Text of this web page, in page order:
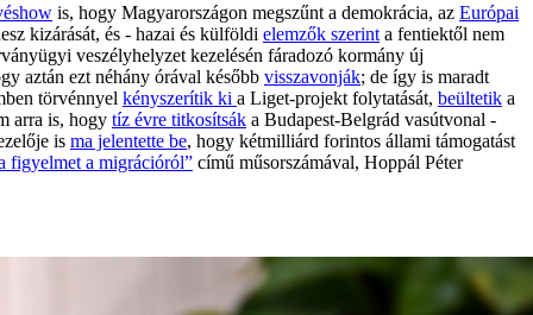
is, hogy Magyarországon megszűnt a demokrácia, az Európai
kizárását, és - hazai és külföldi elemzők szerint a fentiektől nem
veszélyhelyzet kezelésén fáradozó kormány új
aztán ezt néhány órával később visszavonják; de így is maradt
törvénnyel kényszerítik ki a Liget-projekt folytatását, beültetik a
arra is, hogy tíz évre titkosítsák a Budapest-Belgrád vasútvonal -
is ma jelentette be, hogy kétmilliárd forintos állami támogatást
figyelmet a migrációról” című műsorszámával, Hoppál Péter